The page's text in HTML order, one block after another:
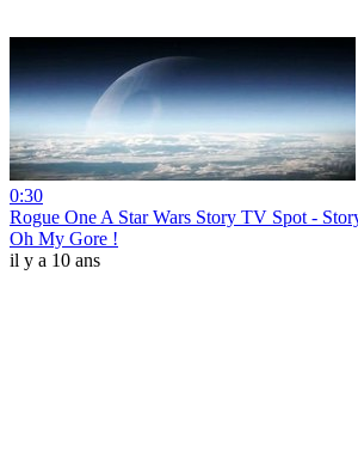
0:30
Rogue One A Star Wars Story TV Spot -
Oh My Gore !
il y a 10 ans